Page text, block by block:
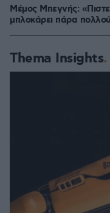
Μέμος Μπεγνής:
μπλοκάρει πάρα
Thema Insights